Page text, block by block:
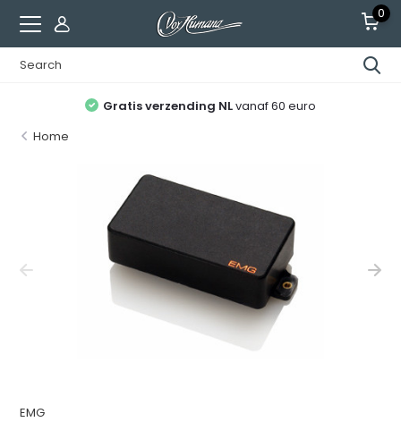
0
Gratis verzending NLvanaf 60 euro
Home
EMG